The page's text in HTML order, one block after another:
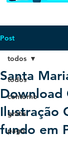
Post
todos
contorno
grátis
pago
todos
Santa
Download
Ilustração
fundo em